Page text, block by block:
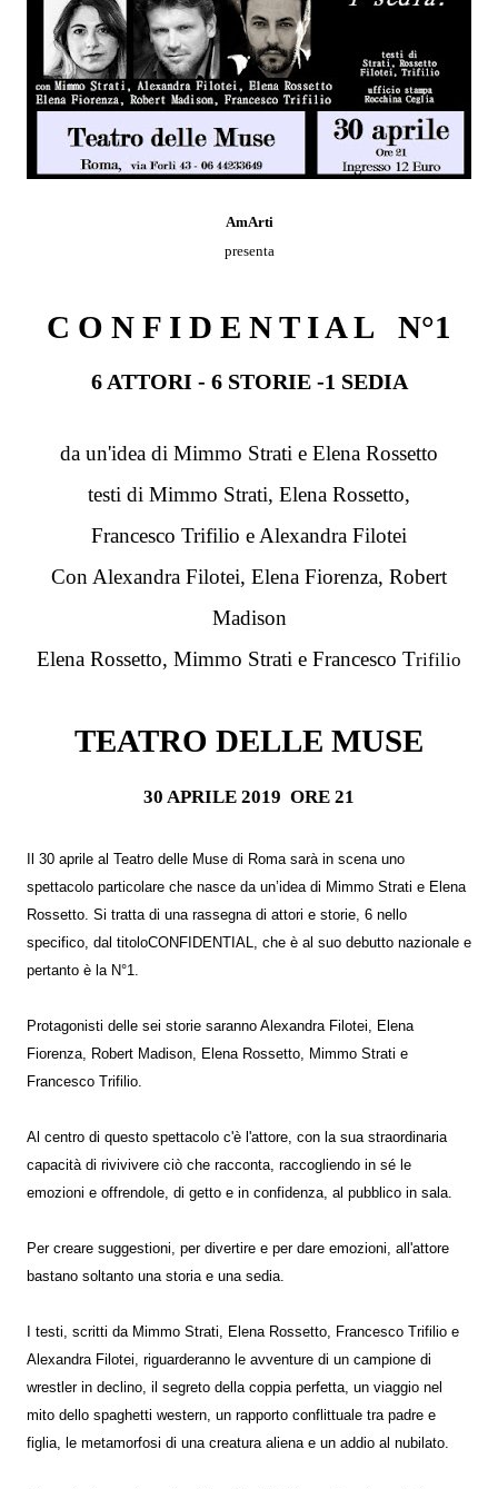
AmArti
presenta
C O N F I D E N T I A L N°1
6 ATTORI - 6 STORIE -1 SEDIA
da un'idea di Mimmo Strati e Elena Rossetto
testi di Mimmo Strati, Elena Rossetto,
Francesco Trifilio e Alexandra Filotei
Con Alexandra Filotei, Elena Fiorenza, Robert
Madison
Elena Rossetto, Mimmo Strati e Francesco Trifilio
TEATRO DELLE MUSE
30 APRILE 2019 ORE 21
Il 30 aprile al Teatro delle Muse di Roma sarà in scena uno
spettacolo particolare che nasce da un’idea di Mimmo Strati e Elena
Rossetto. Si tratta di una rassegna di attori e storie, 6 nello
specifico, dal titoloCONFIDENTIAL, che è al suo debutto nazionale e
pertanto è la N°1.
Protagonisti delle sei storie saranno Alexandra Filotei, Elena
Fiorenza, Robert Madison, Elena Rossetto, Mimmo Strati e
Francesco Trifilio.
Al centro di questo spettacolo c'è l'attore, con la sua straordinaria
capacità di rivivivere ciò che racconta, raccogliendo in sé le
emozioni e offrendole, di getto e in confidenza, al pubblico in sala.
Per creare suggestioni, per divertire e per dare emozioni, all'attore
bastano soltanto una storia e una sedia.
I testi, scritti da Mimmo Strati, Elena Rossetto, Francesco Trifilio e
Alexandra Filotei, riguarderanno le avventure di un campione di
wrestler in declino, il segreto della coppia perfetta, un viaggio nel
mito dello spaghetti western, un rapporto conflittuale tra padre e
figlia, le metamorfosi di una creatura aliena e un addio al nubilato.